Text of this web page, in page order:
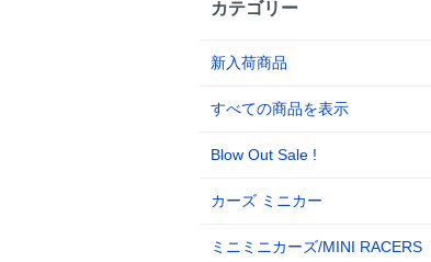
カテゴリー
新入荷商品
すべての商品を表示
Blow Out Sale !
カーズ ミニカー
ミニミニカーズ/MINI RACERS